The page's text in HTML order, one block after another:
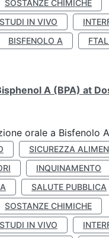
SOSTANZE CHIMICHE
STUDI IN VIVO
BISFENOLO A
A (BPA) at
orale a Bisfenolo A
SICUREZZA
INQUINAMENTO
SALUTE PUBBLICA
SOSTANZE CHIMICHE
STUDI IN VIVO